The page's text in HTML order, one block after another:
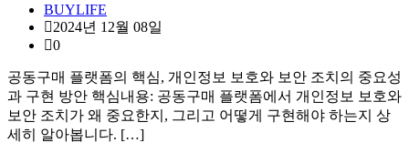
BUYLIFE
2024년 12월 08일
0
공동구매 플랫폼의 핵심, 개인정보 보호와 보안 조치의 중요성
과 구현 방안 핵심내용: 공동구매 플랫폼에서 개인정보 보호와
보안 조치가 왜 중요한지, 그리고 어떻게 구현해야 하는지 상
세히 알아봅니다. […]